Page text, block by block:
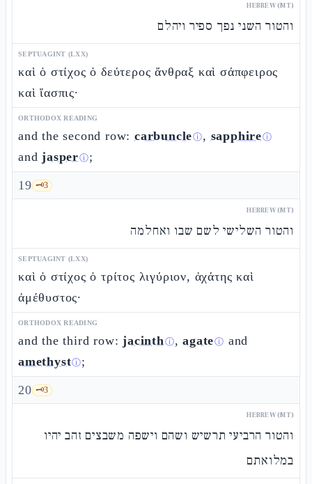
HEBREW (MT)
והטור השני נפך ספיר ויהלם
SEPTUAGINT (LXX)
καὶ ὁ στίχος ὁ δεύτερος ἄνθραξ καὶ σάπφειρος
καὶ ἴασπις·
ORTHODOX READING
and the second row: carbuncleⓘ, sapphireⓘ
andjasperⓘ;
19 🗝️3
HEBREW (MT)
והטור השלישי לשם שבו ואחלמה
SEPTUAGINT (LXX)
καὶ ὁ στίχος ὁ τρίτος λιγύριον, ἀχάτης καὶ
ἀμέθυστος·
ORTHODOX READING
and the third row:jacinthⓘ,agateⓘ and
amethystⓘ;
20 🗝️3
HEBREW (MT)
והטור הרביעי תרשיש ושהם וישפה משבצים זהב יהיו
במלואתם